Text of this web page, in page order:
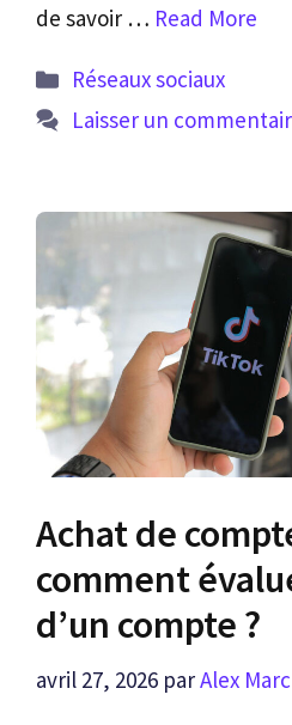
de savoir … Read More
Catégories
Réseaux sociaux
Laisser un
Achat de
comment
d’un compte ?
avril 27, 2026 parAlex